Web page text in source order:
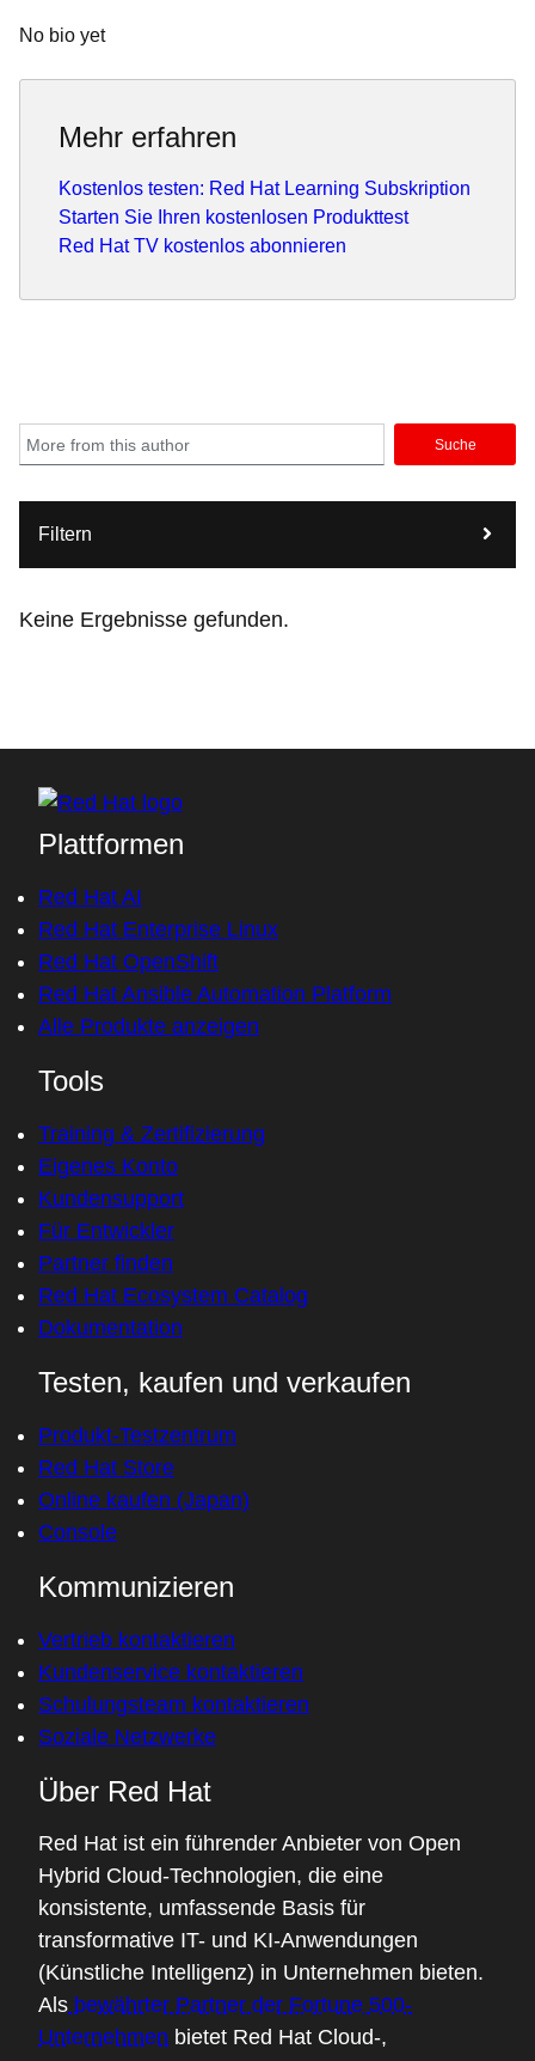
No bio yet
Mehr erfahren
Kostenlos testen: Red Hat Learning Subskription
Starten Sie Ihren kostenlosen Produkttest
Red Hat TV kostenlos abonnieren
Suche
Filtern
Keine Ergebnisse gefunden.
Plattformen
Red Hat AI
Red Hat Enterprise Linux
Red Hat OpenShift
Red Hat Ansible Automation Platform
Alle Produkte anzeigen
Tools
Training & Zertifizierung
Eigenes Konto
Kundensupport
Für Entwickler
Partner finden
Red Hat Ecosystem Catalog
Dokumentation
Testen, kaufen und verkaufen
Produkt-Testzentrum
Red Hat Store
Online kaufen (Japan)
Console
Kommunizieren
Vertrieb kontaktieren
Kundenservice kontaktieren
Schulungsteam kontaktieren
Soziale Netzwerke
Über Red Hat
Red Hat ist ein führender Anbieter von Open
Hybrid Cloud-Technologien, die eine
konsistente, umfassende Basis für
transformative IT- und KI-Anwendungen
(Künstliche Intelligenz) in Unternehmen bieten.
Als bewährter Partner der Fortune 500-
Unternehmen bietet Red Hat Cloud-,